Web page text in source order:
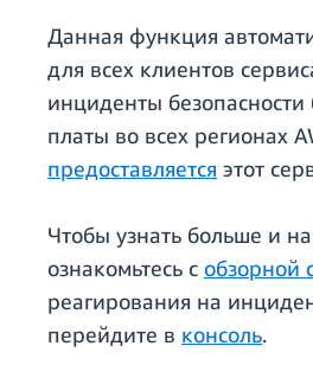
Данная функция
для всех клиентов
инциденты
платы во всех регионах
предоставляется этот
Чтобы узнать больше и
ознакомьтесь с обзорной
реагирования на
перейдите в консоль.